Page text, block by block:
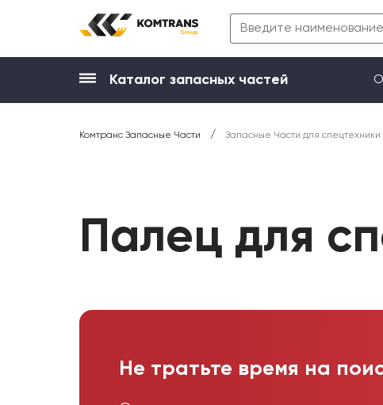
Каталог запасных частей
Комтранс Запасные Части / Запасные Части для спецтехники
Палец для
Не тратьте время на